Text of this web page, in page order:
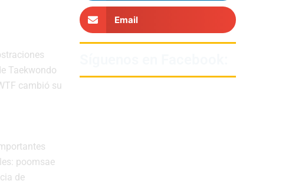
Taekwondo
cambió su
poomsae
de
Email